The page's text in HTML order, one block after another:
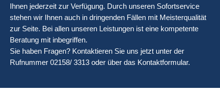
Ihnen jederzeit zur Verfügung. Durch unseren Sofortservice
stehen wir Ihnen auch in dringenden Fällen mit Meisterqualität
zur Seite. Bei allen unseren Leistungen ist eine kompetente
Beratung mit inbegriffen.
Sie haben Fragen? Kontaktieren Sie uns jetzt unter der
Rufnummer 02158/ 3313 oder über das Kontaktformular.